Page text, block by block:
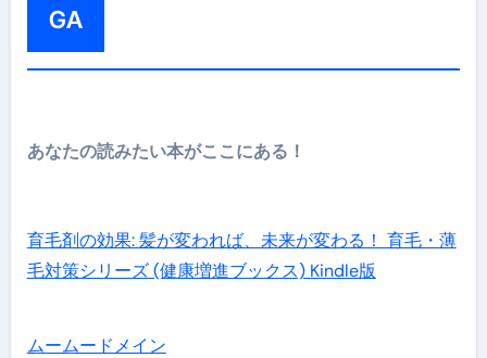
GA
あなたの読みたい本がここにある！
育毛剤の効果: 髪が変われば、未来が変わる！ 育毛・薄
毛対策シリーズ (健康増進ブックス) Kindle版
ムームードメイン